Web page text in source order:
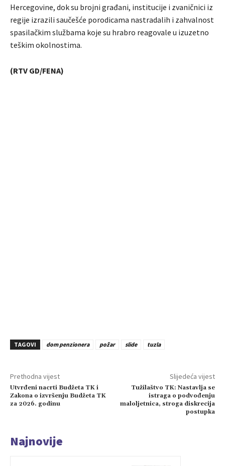
Hercegovine, dok su brojni građani, institucije i zvaničnici iz
regije izrazili saučešće porodicama nastradalih i zahvalnost
spasilačkim službama koje su hrabro reagovale u izuzetno
teškim okolnostima.
(RTV GD/FENA)
TAGOVI dom penzionera požar slide tuzla
Prethodna vijest
Utvrđeni nacrti Budžeta TK i
Zakona o izvršenju Budžeta TK
za 2026. godinu
Slijedeća vijest
Tužilaštvo TK: Nastavlja se
istraga o podvođenju
maloljetnica, stroga diskrecija
postupka
Najnovije